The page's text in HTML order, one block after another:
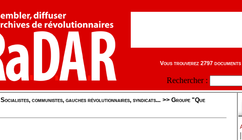
Vous trouverez 2797
Rechercher :
Socialistes, communistes, gauches révolutionnaires, syndicats... >> Groupe "Que
|